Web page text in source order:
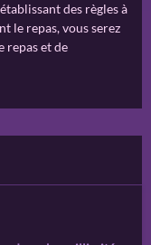
des règles à
le repas, vous serez
repas et de